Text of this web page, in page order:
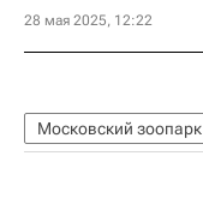
28 мая 2025, 12:22
Московский зоопарк